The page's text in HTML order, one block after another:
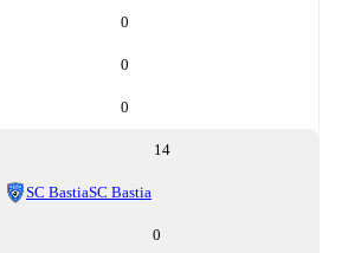
0
0
0
14
SC BastiaSC Bastia
0